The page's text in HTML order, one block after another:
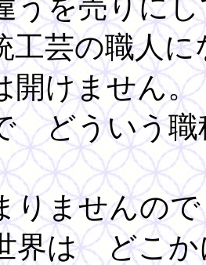
うを売りに
工芸の職人
開けません。
どういう
りませんの
界は どこか